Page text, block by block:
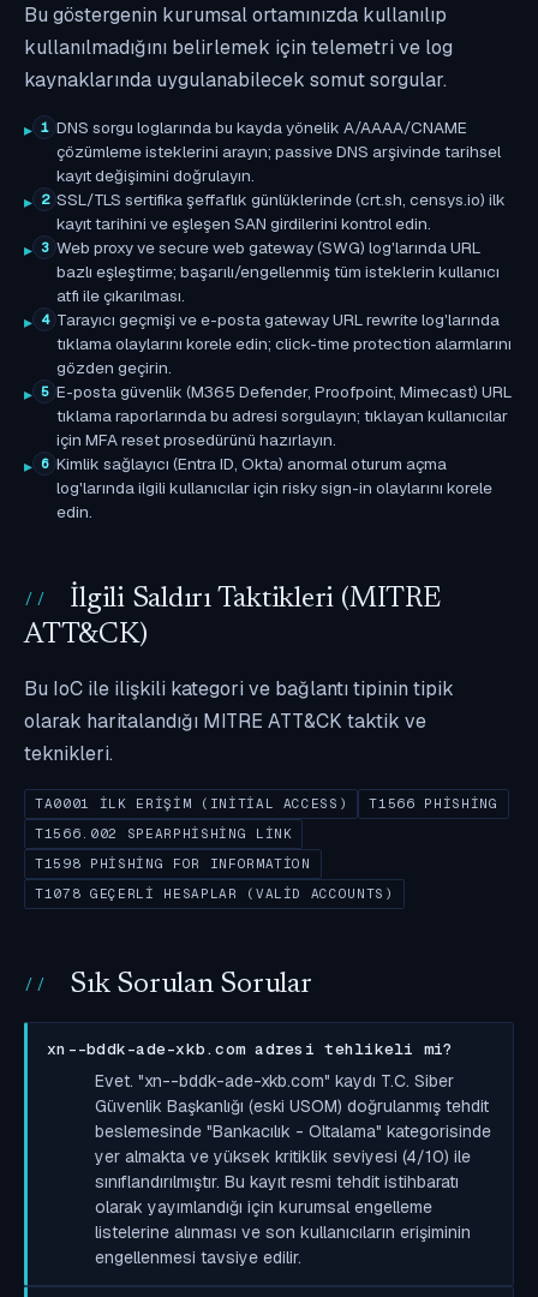
Bu göstergenin kurumsal ortamınızda kullanılıp
kullanılmadığını belirlemek için telemetri ve log
kaynaklarında uygulanabilecek somut sorgular.
1 DNS sorgu loglarında bu kayda yönelik A/AAAA/CNAME
çözümleme isteklerini arayın; passive DNS arşivinde tarihsel
kayıt değişimini doğrulayın.
2 SSL/TLS sertifika şeffaflık günlüklerinde (crt.sh, censys.io) ilk
kayıt tarihini ve eşleşen SAN girdilerini kontrol edin.
3 Web proxy ve secure web gateway (SWG) log'larında URL
bazlı eşleştirme; başarılı/engellenmiş tüm isteklerin kullanıcı
atfı ile çıkarılması.
4 Tarayıcı geçmişi ve e-posta gateway URL rewrite log'larında
tıklama olaylarını korele edin; click-time protection alarmlarını
gözden geçirin.
5 E-posta güvenlik (M365 Defender, Proofpoint, Mimecast) URL
tıklama raporlarında bu adresi sorgulayın; tıklayan kullanıcılar
için MFA reset prosedürünü hazırlayın.
6 Kimlik sağlayıcı (Entra ID, Okta) anormal oturum açma
log'larında ilgili kullanıcılar için risky sign-in olaylarını korele
edin.
İlgili Saldırı Taktikleri (MITRE
ATT&CK)
Bu IoC ile ilişkili kategori ve bağlantı tipinin tipik
olarak haritalandığı MITRE ATT&CK taktik ve
teknikleri.
TA0001 İLK ERIŞIM (INITIAL ACCESS)
T1566 PHISHING
T1566.002 SPEARPHISHING LINK
T1598 PHISHING FOR INFORMATION
T1078 GEÇERLI HESAPLAR (VALID ACCOUNTS)
Sık Sorulan Sorular
xn--bddk-ade-xkb.com adresi tehlikeli mi?
Evet. "xn--bddk-ade-xkb.com" kaydı T.C. Siber
Güvenlik Başkanlığı (eski USOM) doğrulanmış tehdit
beslemesinde "Bankacılık - Oltalama" kategorisinde
yer almakta ve yüksek kritiklik seviyesi (4/10) ile
sınıflandırılmıştır. Bu kayıt resmi tehdit istihbaratı
olarak yayımlandığı için kurumsal engelleme
listelerine alınması ve son kullanıcıların erişiminin
engellenmesi tavsiye edilir.